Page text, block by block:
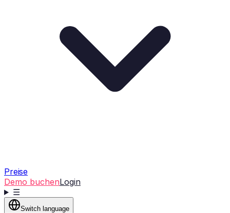
Preise
Demo buchenLogin
☰
Switch language